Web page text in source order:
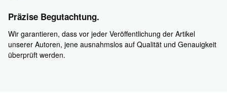
Präzise Begutachtung.
Wir garantieren, dass vor jeder Veröffentlichung der Artikel
unserer Autoren, jene ausnahmslos auf Qualität und Genauigkeit
überprüft werden.